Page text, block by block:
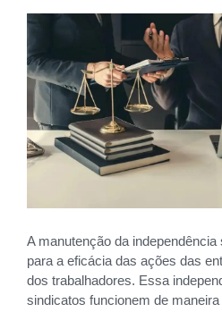
A manutenção da
para a eficácia das ações das
dos trabalhadores. Essa
sindicatos funcionem de